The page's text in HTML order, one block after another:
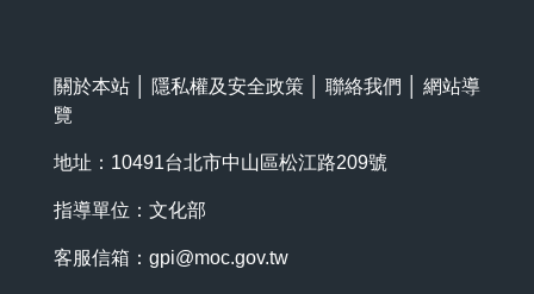
關於本站 隱私權及安全政策 聯絡我們
網站導
覽
地址：10491台北市中山區松江路209號
指導單位：文化部
客服信箱： gpi@moc.gov.tw